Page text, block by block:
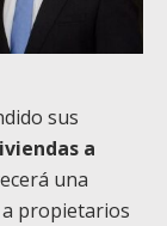
sus
a
una
propietarios